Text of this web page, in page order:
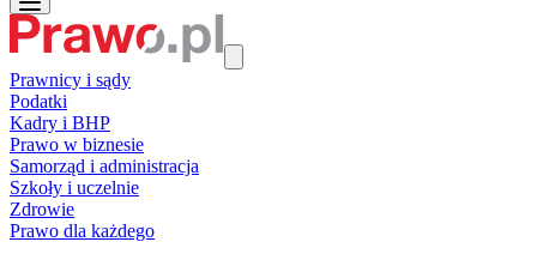
Prawnicy i sądy
Podatki
Kadry i BHP
Prawo w biznesie
Samorząd i administracja
Szkoły i uczelnie
Zdrowie
Prawo dla każdego